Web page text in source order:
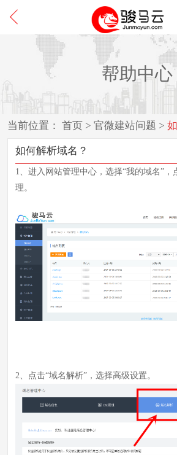
帮助中心
当前位置： 首页 > 官微建站问题 >
如何解析域名？
1、进入网站管理中心，选择“我的域名”，
理。
2、点击“域名解析”，选择高级设置。